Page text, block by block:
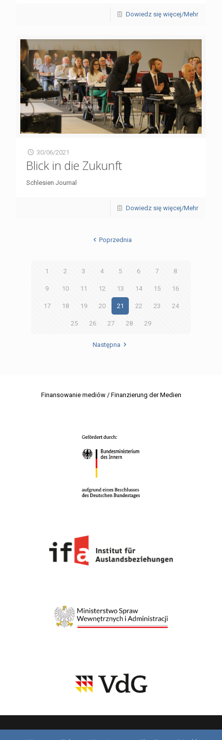
Dowiedz się więcej/Mehr
30/06/2021
Blick in die Zukunft
Schlesien Journal
Dowiedz się więcej/Mehr
Poprzednia
1 2 3 4 5 6 7 8
9 10 11 12 13 14 15 16
17 18 19 20 21 22 23 24
25 26 27 28 29
Następna
Finansowanie mediów / Finanzierung der Medien